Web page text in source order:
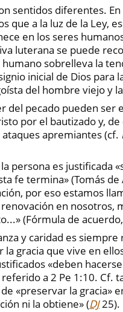
sentidos diferentes.
que a la luz de la Ley,
en los seres
luterana se puede
sobrelleva la
inicial de Dios para
del hombre viejo y
pecado pueden ser
por el bautizado y,
apremiantes (cf.
persona es justificada
fe termina» (Tomás de
por eso estamos
en nosotros,
(Fórmula de acuerdo,
y caridad es
gracia que vive en
«deben
a 2 Pe 1:10. Cf.
«preservar la gracia»
ni la obtiene» (DJ25).